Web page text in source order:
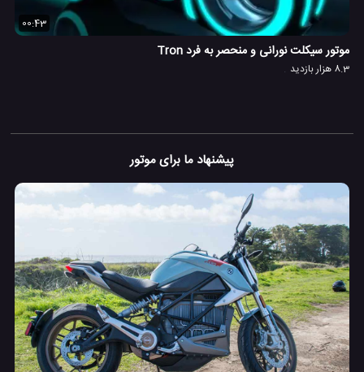
00:43
موتور سیکلت نورانی و منحصر به فرد Tron
8.3 هزار بازدید
پیشنهاد ما برای موتور